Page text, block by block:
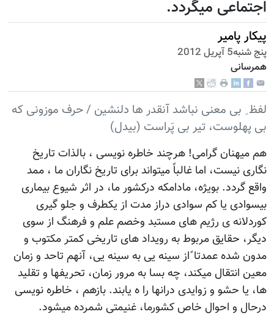
اجتماعی میگردد.
پیکار پامیر
پنج شنبه5 آپریل 2012
همرسانی
لفظ ِ بی معنی نباشد آنقدر ها دلنشین / حرف موزونی که
بی پهلوست، تیر بی پَراست (بیدل)
هم میهنان گرامی! هرچند خاطره نویسی ، بالذات تاریخ
نگاری نیست، اما غالباً میتواند برای تاریخ نگاران ما ، ممد
واقع گردد. بویژه، مادامکه درکشور ما، در اثر شیوع بیماری
بیسوادی یا کم سوادی دراز مدت از یکطرف و جلو گیری
کوردلانه ی رژیم های مستبد وخصم علم و فرهنگ از سوی
دیگر، حقایق مربوط به رویداد های تاریخی کمتر مکتوب و
مدون شده عمدتا ًاز سینه یی به سینه یی، آنهم تاحد و زمان
معین انتقال میکند، چه بسا به مرور زمان، تحریفها و تقلید
ها، یا حشو و زوایدی درانها را ه یابند. بازهم ، خاطره نویسی
درحال و احوال خاص کشورما، غنیمتی شمرده میشود.